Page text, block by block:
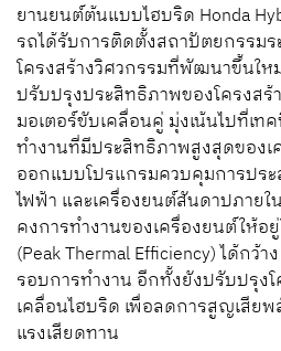
ยานยนต์ต้นแบบไฮบริด Honda
รถได้รับการติดตั้งสถาปัตยกรรม
โครงสร้างวิศวกรรมที่พัฒนาขึ้นใ
ปรับปรุงประสิทธิภาพของโครงสร้
มอเตอร์ขับเคลื่อนคู่ มุ่งเน้นไปที่เท
ทำงานที่มีประสิทธิภาพสูงสุดของ
ออกแบบโปรแกรมควบคุมการประ
ไฟฟ้า และเครื่องยนต์สันดาปภายใ
คงการทำงานของเครื่องยนต์ให้
(Peak Thermal Efficiency) ได้กว้
รอบการทำงาน อีกทั้งยังปรับปรุง
เคลื่อนไฮบริด เพื่อลดการสูญเสีย
แรงเสียดทาน